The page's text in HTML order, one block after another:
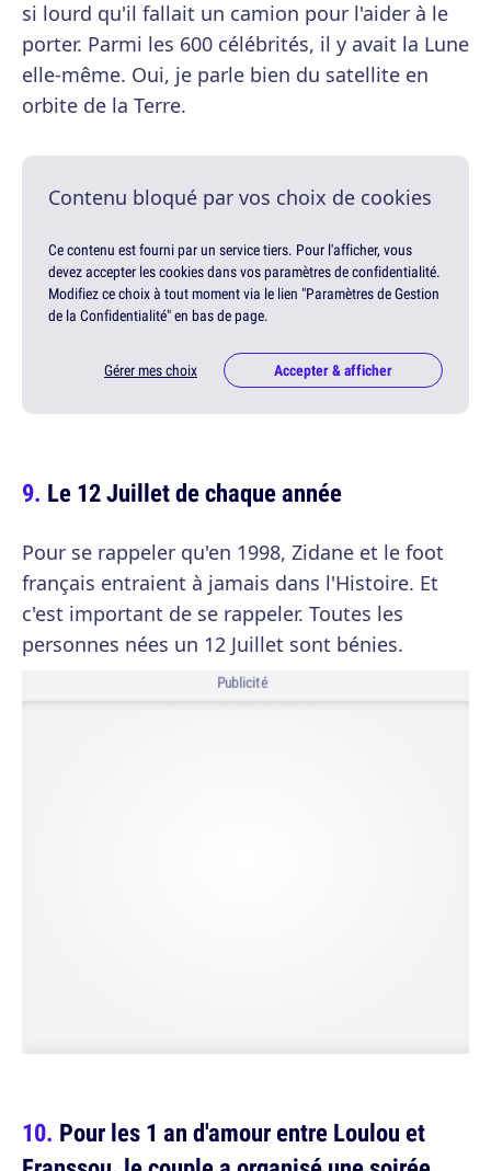
si lourd qu'il fallait un camion pour l'aider à le
porter. Parmi les 600 célébrités, il y avait la Lune
elle-même. Oui, je parle bien du satellite en
orbite de la Terre.
Contenu bloqué par vos choix de cookies
Ce contenu est fourni par un service tiers. Pour l'afficher, vous
devez accepter les cookies dans vos paramètres de confidentialité.
Modifiez ce choix à tout moment via le lien "Paramètres de Gestion
de la Confidentialité" en bas de page.
Gérer mes choix Accepter & afficher
Le 12 Juillet de chaque année
Pour se rappeler qu'en 1998, Zidane et le foot
français entraient à jamais dans l'Histoire. Et
c'est important de se rappeler. Toutes les
personnes nées un 12 Juillet sont bénies.
Publicité
Pour les 1 an d'amour entre Loulou et